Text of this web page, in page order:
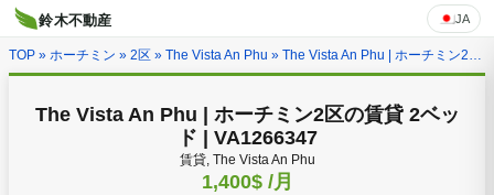
TOP » ホーチミン » 2区 » The Vista An Phu » The Vista An Phu | ホーチミン2区の賃貸 2ベッド | VA1266347
The Vista An Phu | ホーチミン2区の賃貸 2ベッ
ド | VA1266347
賃貸, The Vista An Phu
1,400$ /月
鈴木不動産 JA